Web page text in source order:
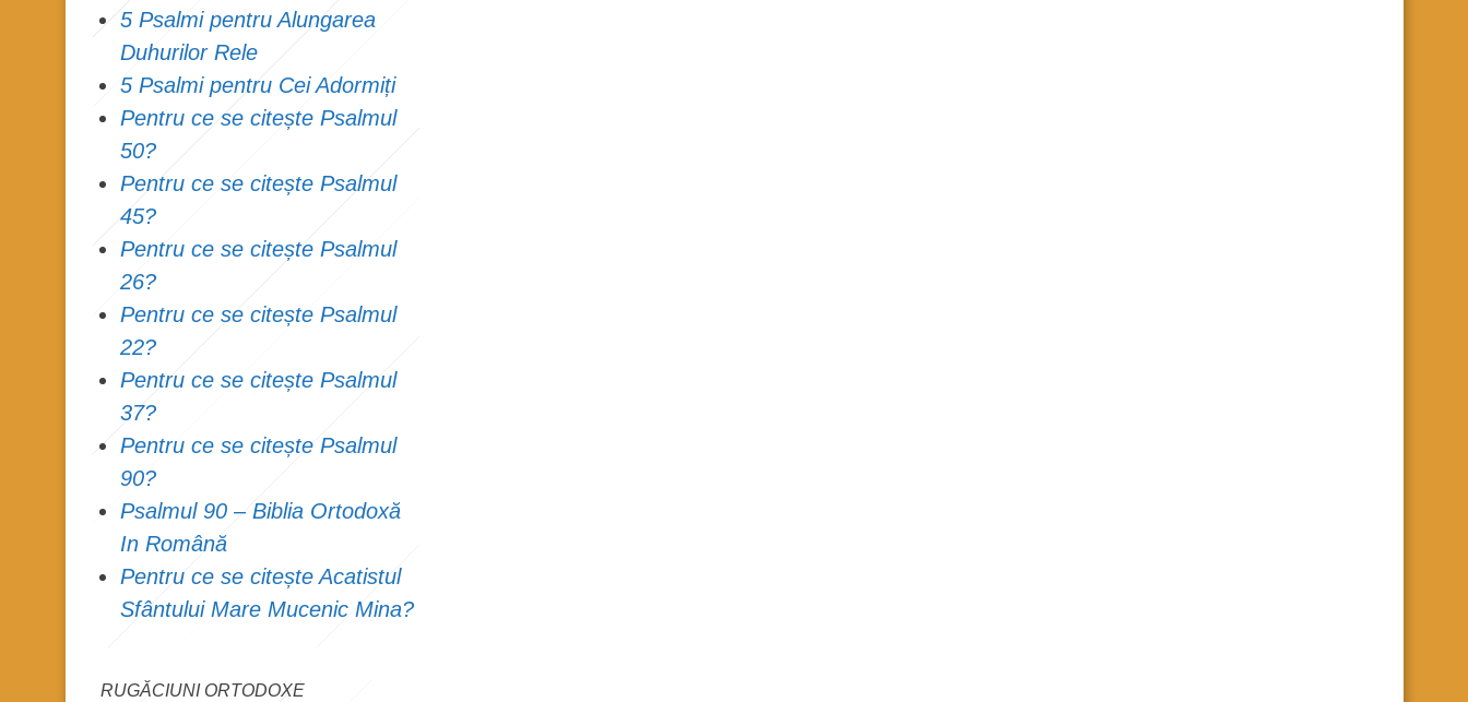
5 Psalmi pentru Alungarea
Duhurilor Rele
5 Psalmi pentru Cei Adormiți
Pentru ce se citește Psalmul
50?
Pentru ce se citește Psalmul
45?
Pentru ce se citește Psalmul
26?
Pentru ce se citește Psalmul
22?
Pentru ce se citește Psalmul
37?
Pentru ce se citește Psalmul
90?
Psalmul 90 – Biblia Ortodoxă
In Română
Pentru ce se citește Acatistul
Sfântului Mare Mucenic Mina?
RUGĂCIUNI ORTODOXE